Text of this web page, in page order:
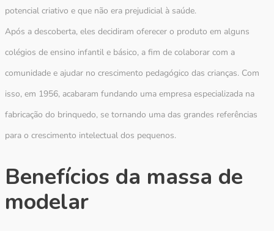
potencial criativo e que não era prejudicial à saúde.
Após a descoberta, eles decidiram oferecer o produto em alguns
colégios de ensino infantil e básico, a fim de colaborar com a
comunidade e ajudar no crescimento pedagógico das crianças. Com
isso, em 1956, acabaram fundando uma empresa especializada na
fabricação do brinquedo, se tornando uma das grandes referências
para o crescimento intelectual dos pequenos.
Benefícios da massa de
modelar